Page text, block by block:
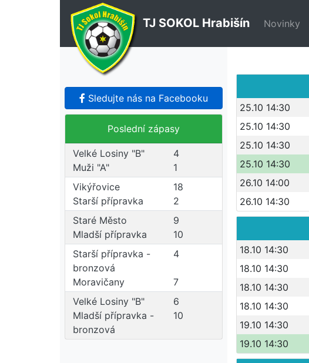
TJ SOKOL Hrabišín Novinky
Sledujte nás na Facebooku
Poslední zápasy
Velké Losiny "B"
4
Muži "A"
1
Vikýřovice
18
Starší přípravka
2
Staré Město
9
Mladší přípravka
10
Starší přípravka -
bronzová
4
Moravičany
7
Velké Losiny "B"
6
Mladší přípravka -
bronzová
10
25.10 14:30
25.10 14:30
25.10 14:30
25.10 14:30
26.10 14:00
26.10 14:30
18.10 14:30
18.10 14:30
18.10 14:30
18.10 14:30
19.10 14:30
19.10 14:30